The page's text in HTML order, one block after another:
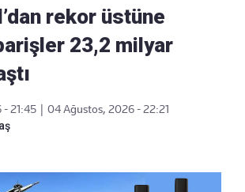
rekor üstüne
23,2 milyar
21:45
04 Ağustos, 2026 - 22:21